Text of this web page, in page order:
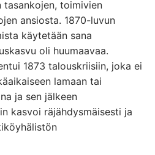
toimivien
ansiosta. 1870-luvun
käytetään sana
oli huumaavaa.
1873 talouskriisiin, joka ei
lamaan tai
ja sen jälkeen
kasvoi räjähdysmäisesti ja